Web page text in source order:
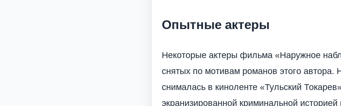
Опытные актеры
Некоторые актеры фильма «Наружное
снятых по мотивам романов этого
снималась в киноленте «Тульский
экранизированной криминальной